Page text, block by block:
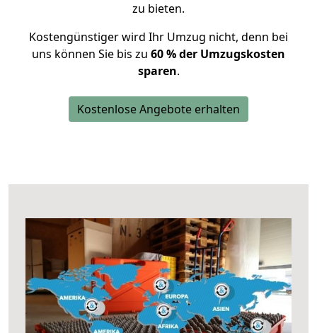
zu bieten.
Kostengünstiger wird Ihr Umzug nicht, denn bei
uns können Sie bis zu 60 % der Umzugskosten
sparen.
Kostenlose Angebote erhalten